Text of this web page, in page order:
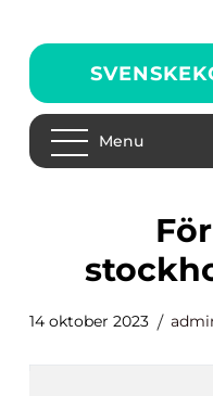
Menu
förhandel
14 oktober 2023